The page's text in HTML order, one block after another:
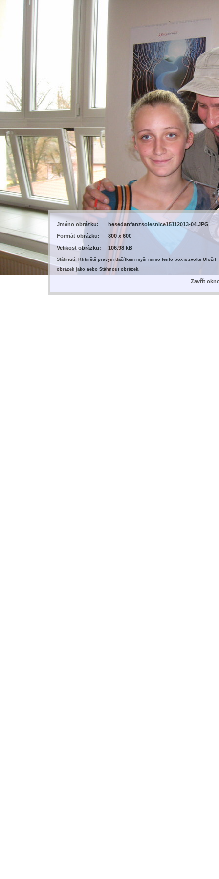
Jméno obrázku:
besedanfanzsolesnice15112013-04.JPG
Formát obrázku:
800 x 600
Velikost obrázku:
106.98 kB
Stáhnutí: Kliknětě pravým tlačítkem myši mimo tento box a zvolte Uložit
obrázek jako nebo Stáhnout obrázek.
Zavřít